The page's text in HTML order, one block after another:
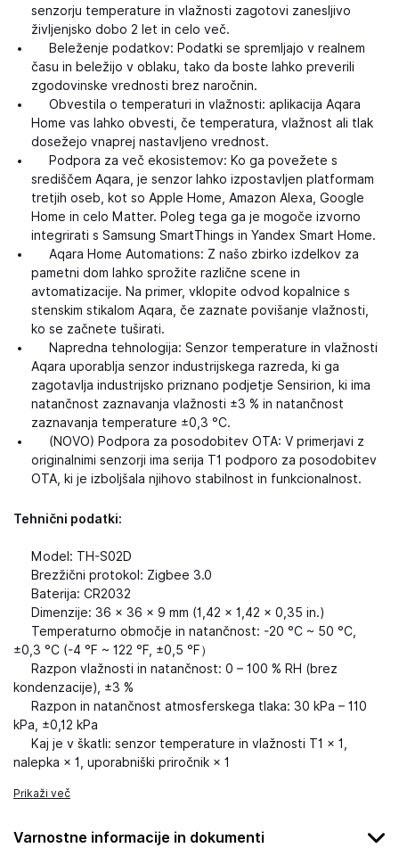
senzorju temperature in vlažnosti zagotovi zanesljivo
življenjsko dobo 2 let in celo več.
Beleženje podatkov: Podatki se spremljajo v realnem
času in beležijo v oblaku, tako da boste lahko preverili
zgodovinske vrednosti brez naročnin.
Obvestila o temperaturi in vlažnosti: aplikacija Aqara
Home vas lahko obvesti, če temperatura, vlažnost ali tlak
dosežejo vnaprej nastavljeno vrednost.
Podpora za več ekosistemov: Ko ga povežete s
središčem Aqara, je senzor lahko izpostavljen platformam
tretjih oseb, kot so Apple Home, Amazon Alexa, Google
Home in celo Matter. Poleg tega ga je mogoče izvorno
integrirati s Samsung SmartThings in Yandex Smart Home.
Aqara Home Automations: Z našo zbirko izdelkov za
pametni dom lahko sprožite različne scene in
avtomatizacije. Na primer, vklopite odvod kopalnice s
stenskim stikalom Aqara, če zaznate povišanje vlažnosti,
ko se začnete tuširati.
Napredna tehnologija: Senzor temperature in vlažnosti
Aqara uporablja senzor industrijskega razreda, ki ga
zagotavlja industrijsko priznano podjetje Sensirion, ki ima
natančnost zaznavanja vlažnosti ±3 % in natančnost
zaznavanja temperature ±0,3 °C.
(NOVO) Podpora za posodobitev OTA: V primerjavi z
originalnimi senzorji ima serija T1 podporo za posodobitev
OTA, ki je izboljšala njihovo stabilnost in funkcionalnost.
Tehnični podatki:
Model: TH-S02D
Brezžični protokol: Zigbee 3.0
Baterija: CR2032
Dimenzije: 36 × 36 × 9 mm (1,42 × 1,42 × 0,35 in.)
Temperaturno območje in natančnost: -20 °C ~ 50 °C,
±0,3 °C (-4 °F ~ 122 °F, ±0,5 °F）
Razpon vlažnosti in natančnost: 0 – 100 % RH (brez
kondenzacije), ±3 %
Razpon in natančnost atmosferskega tlaka: 30 kPa – 110
kPa, ±0,12 kPa
Kaj je v škatli: senzor temperature in vlažnosti T1 × 1,
nalepka × 1, uporabniški priročnik × 1
Prikaži več
Varnostne informacije in dokumenti